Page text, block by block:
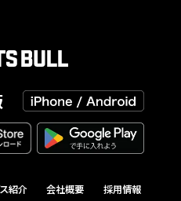
紹介 会社概要 採用情報